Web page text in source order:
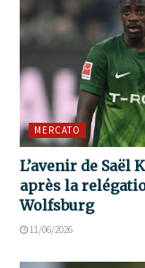
MERCATO
L’avenir de Saël
après la
Wolfsburg
11/06/2026